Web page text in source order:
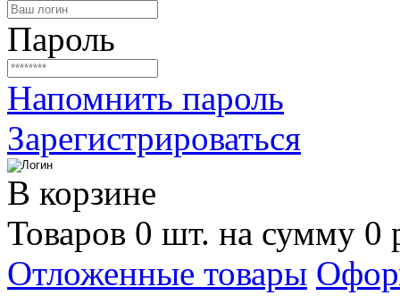
Пароль
Напомнить пароль
Зарегистрироваться
В корзине
Товаров 0 шт. на сумму 0
Отложенные товары